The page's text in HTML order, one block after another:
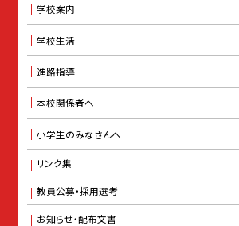
学校案内
学校生活
進路指導
本校関係者へ
小学生のみなさんへ
リンク集
教員公募・採用選考
お知らせ・配布文書